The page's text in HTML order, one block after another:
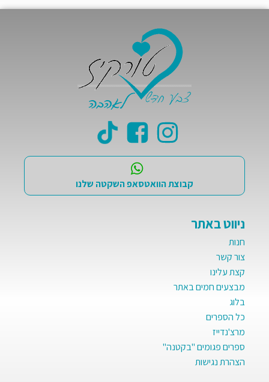
קבוצת הוואטסאפ השקטה שלנו
ניווט באתר
חנות
צור קשר
קצת עלינו
מבצעים חמים באתר
בלוג
כל הספרים
מרצ'נדייז
ספרים פגומים "בקטנה"
הצהרת נגישות